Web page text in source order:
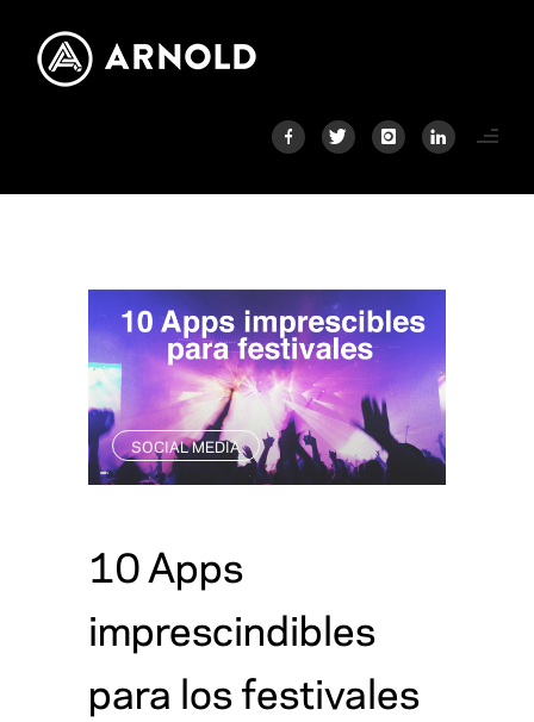
SOCIAL MEDIA
10 Apps
imprescindibles
para los festivales